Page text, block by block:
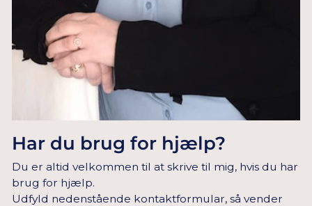
Har du brug for hjælp?
Du er altid velkommen til at skrive til mig, hvis du har
brug for hjælp.
Udfyld nedenstående kontaktformular, så vender